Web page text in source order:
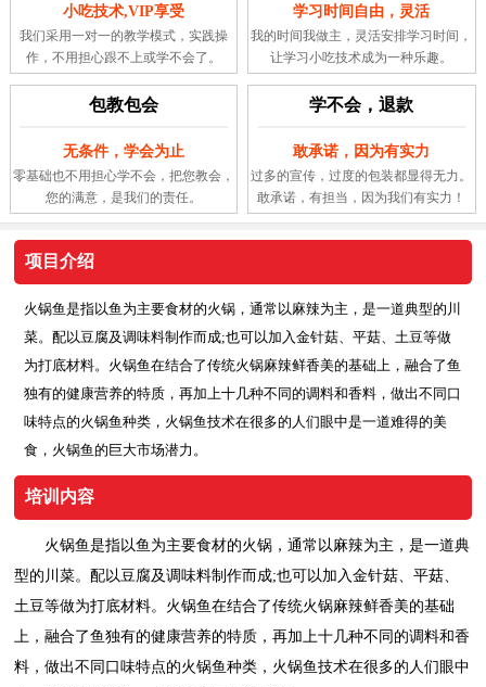
小吃技术,VIP享受
我们采用一对一的教学模式，实践操
作，不用担心跟不上或学不会了。
学习时间自由，灵活
我的时间我做主，灵活安排学习时间，
让学习小吃技术成为一种乐趣。
包教包会
无条件，学会为止
零基础也不用担心学不会，把您教会，
您的满意，是我们的责任。
学不会，退款
敢承诺，因为有实力
过多的宣传，过度的包装都显得无力。
敢承诺，有担当，因为我们有实力！
项目介绍
火锅鱼是指以鱼为主要食材的火锅，通常以麻辣为主，是一道典型的川
菜。配以豆腐及调味料制作而成;也可以加入金针菇、平菇、土豆等做
为打底材料。火锅鱼在结合了传统火锅麻辣鲜香美的基础上，融合了鱼
独有的健康营养的特质，再加上十几种不同的调料和香料，做出不同口
味特点的火锅鱼种类，火锅鱼技术在很多的人们眼中是一道难得的美
食，火锅鱼的巨大市场潜力。
培训内容
火锅鱼是指以鱼为主要食材的火锅，通常以麻辣为主，是一道典
型的川菜。配以豆腐及调味料制作而成;也可以加入金针菇、平菇、
土豆等做为打底材料。火锅鱼在结合了传统火锅麻辣鲜香美的基础
上，融合了鱼独有的健康营养的特质，再加上十几种不同的调料和香
料，做出不同口味特点的火锅鱼种类 ， 火锅鱼技术在很多的人们眼中